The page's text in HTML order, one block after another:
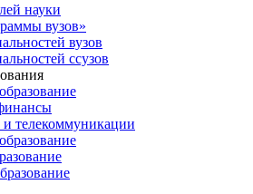
науки
вузов»
вузов
ссузов
телекоммуникации